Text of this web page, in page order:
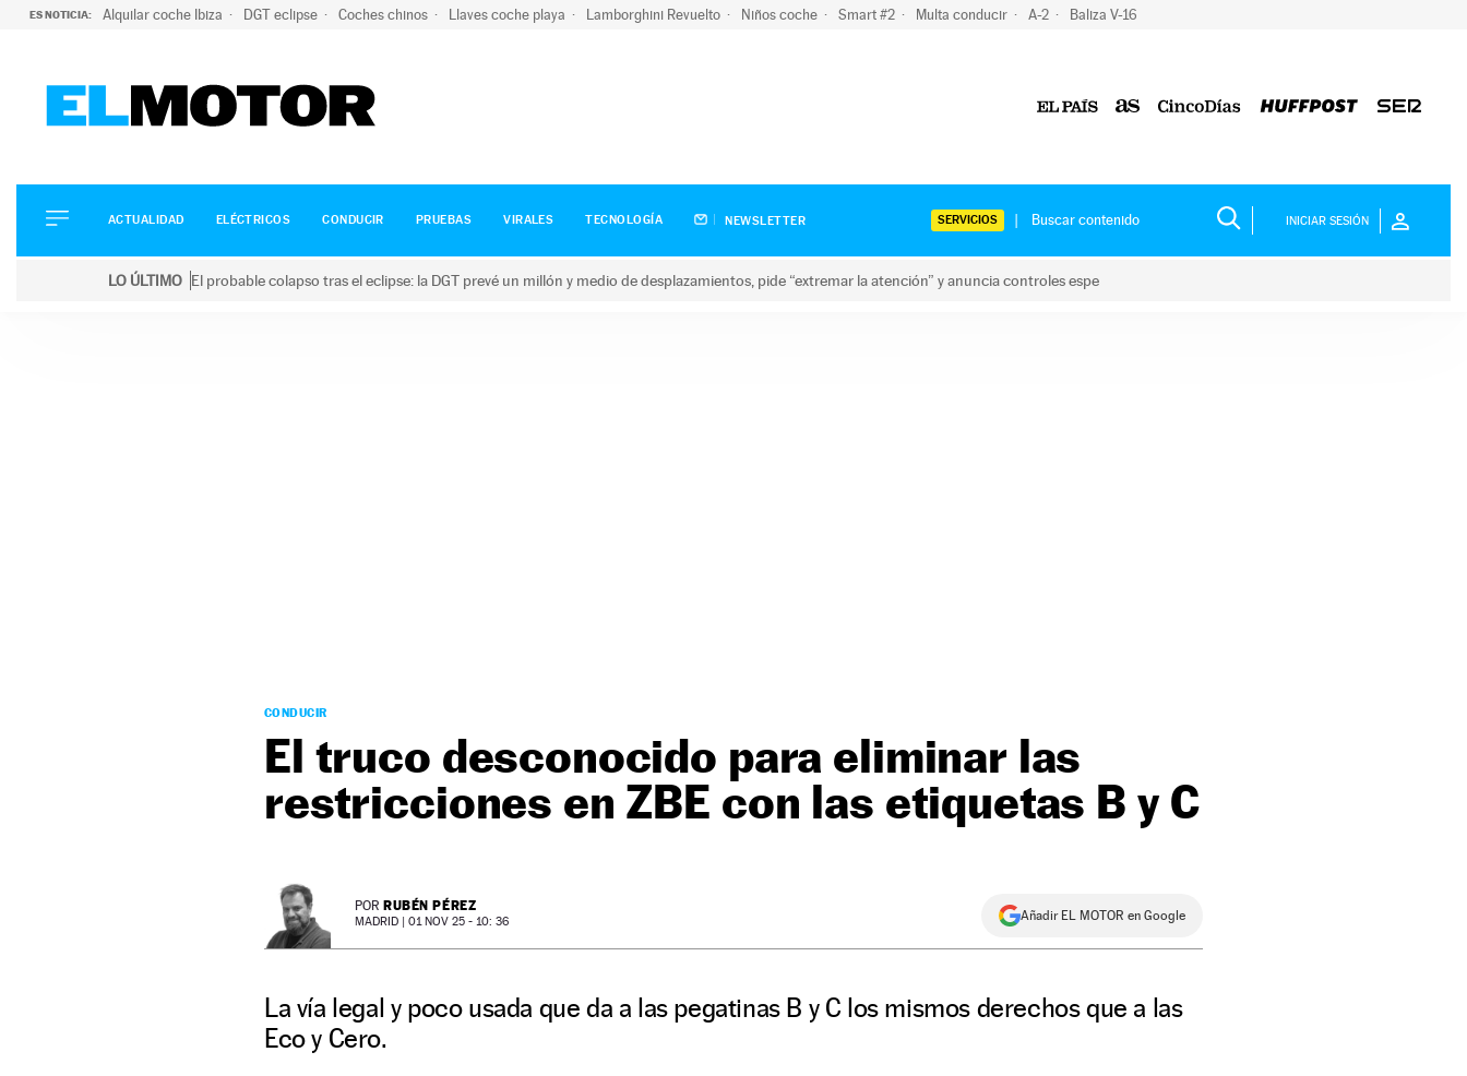
ES NOTICIA: Alquilar coche Ibiza DGT eclipse Coches chinos Llaves coche playa Lamborghini Revuelto Niños coche Smart #2 Multa conducir A-2 Baliza V-16
ELÉCTRICOS
CONDUCIR
ACTUALIDAD ELÉCTRICOS CONDUCIR PRUEBAS VIRALES TECNOLOGÍA NEWSLETTER SERVICIOS INICIAR SESIÓN
LO ÚLTIMO El probable colapso tras el eclipse: la DGT prevé un millón y medio de desplazamientos, pide “extremar la atención” y anuncia controles espe
CONDUCIR
El truco desconocido para eliminar las
restricciones en ZBE con las etiquetas B y C
POR RUBÉN PÉREZ
MADRID | 01 NOV 25 - 10: 36 Añadir EL MOTOR en Google
La vía legal y poco usada que da a las pegatinas B y C los mismos derechos que a las
Eco y Cero.